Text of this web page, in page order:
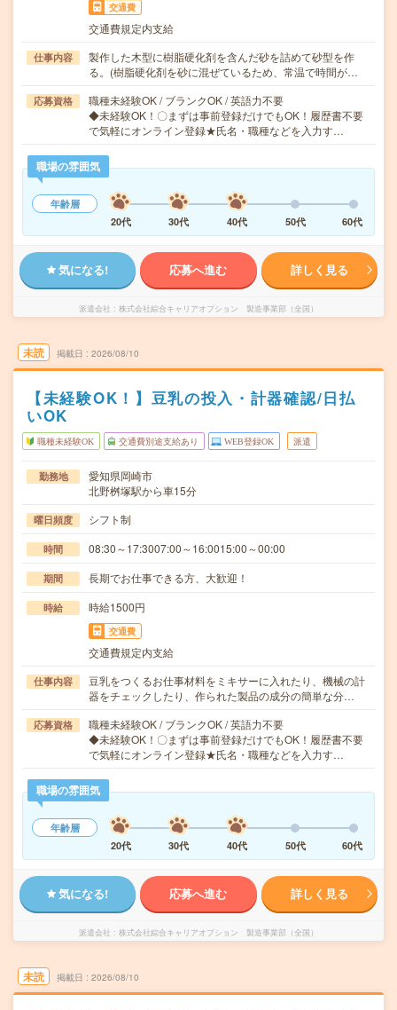
交通費
交通費規定内支給
仕事内容
製作した木型に樹脂硬化剤を含んだ砂を詰めて砂型を作
る。(樹脂硬化剤を砂に混ぜているため、常温で時間が…
応募資格
職種未経験OK / ブランクOK / 英語力不要
◆未経験OK！〇まずは事前登録だけでもOK！履歴書不要
で気軽にオンライン登録★氏名・職種などを入力す…
職場の雰囲気
年齢層
20代
30代 40代 50代 60代
気になる! 応募へ進む 詳しく見る
派遣会社 株式会社綜合キャリアオプション 製造事業部（全国）
未読 掲載日 2026/08/10
【未経験OK！】豆乳の投入・計器確認/日払
いOK
職種未経験OK 交通費別途支給あり WEB登録OK 派遣
勤務地
愛知県岡崎市
北野桝塚駅から車15分
曜日頻度 シフト制
時間 08:30～17:3007:00～16:0015:00～00:00
期間 長期でお仕事できる方、大歓迎！
時給 時給1500円
交通費
交通費規定内支給
仕事内容
豆乳をつくるお仕事材料をミキサーに入れたり、機械の計
器をチェックしたり、作られた製品の成分の簡単な分…
応募資格
職種未経験OK / ブランクOK / 英語力不要
◆未経験OK！〇まずは事前登録だけでもOK！履歴書不要
で気軽にオンライン登録★氏名・職種などを入力す…
職場の雰囲気
年齢層
20代
30代 40代 50代 60代
気になる! 応募へ進む 詳しく見る
派遣会社 株式会社綜合キャリアオプション 製造事業部（全国）
未読 掲載日 2026/08/10